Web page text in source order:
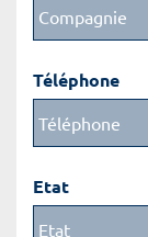
Téléphone
Etat